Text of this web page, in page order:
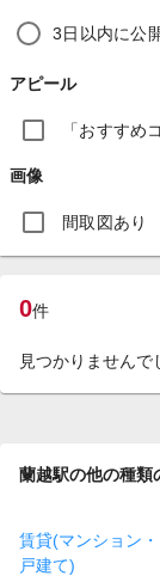
3日以内に公
アピール
「おすすめ
画像
間取図あり
0件
見つかりませんで
蘭越駅の他の種類
賃貸(マンション
戸建て)